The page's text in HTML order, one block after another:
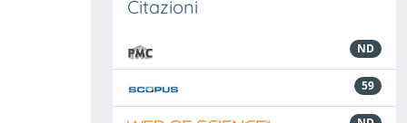
Citazioni
ND
59